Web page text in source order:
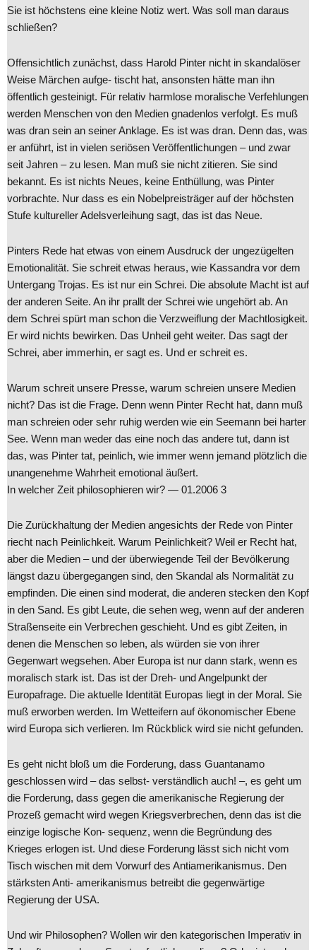
Sie ist höchstens eine kleine Notiz wert. Was soll man daraus
schließen?
Offensichtlich zunächst, dass Harold Pinter nicht in skandalöser
Weise Märchen aufge- tischt hat, ansonsten hätte man ihn
öffentlich gesteinigt. Für relativ harmlose moralische Verfehlungen
werden Menschen von den Medien gnadenlos verfolgt. Es muß
was dran sein an seiner Anklage. Es ist was dran. Denn das, was
er anführt, ist in vielen seriösen Veröffentlichungen – und zwar
seit Jahren – zu lesen. Man muß sie nicht zitieren. Sie sind
bekannt. Es ist nichts Neues, keine Enthüllung, was Pinter
vorbrachte. Nur dass es ein Nobelpreisträger auf der höchsten
Stufe kultureller Adelsverleihung sagt, das ist das Neue.
Pinters Rede hat etwas von einem Ausdruck der ungezügelten
Emotionalität. Sie schreit etwas heraus, wie Kassandra vor dem
Untergang Trojas. Es ist nur ein Schrei. Die absolute Macht ist auf
der anderen Seite. An ihr prallt der Schrei wie ungehört ab. An
dem Schrei spürt man schon die Verzweiflung der Machtlosigkeit.
Er wird nichts bewirken. Das Unheil geht weiter. Das sagt der
Schrei, aber immerhin, er sagt es. Und er schreit es.
Warum schreit unsere Presse, warum schreien unsere Medien
nicht? Das ist die Frage. Denn wenn Pinter Recht hat, dann muß
man schreien oder sehr ruhig werden wie ein Seemann bei harter
See. Wenn man weder das eine noch das andere tut, dann ist
das, was Pinter tat, peinlich, wie immer wenn jemand plötzlich die
unangenehme Wahrheit emotional äußert.
In welcher Zeit philosophieren wir? — 01.2006 3
Die Zurückhaltung der Medien angesichts der Rede von Pinter
riecht nach Peinlichkeit. Warum Peinlichkeit? Weil er Recht hat,
aber die Medien – und der überwiegende Teil der Bevölkerung
längst dazu übergegangen sind, den Skandal als Normalität zu
empfinden. Die einen sind moderat, die anderen stecken den Kopf
in den Sand. Es gibt Leute, die sehen weg, wenn auf der anderen
Straßenseite ein Verbrechen geschieht. Und es gibt Zeiten, in
denen die Menschen so leben, als würden sie von ihrer
Gegenwart wegsehen. Aber Europa ist nur dann stark, wenn es
moralisch stark ist. Das ist der Dreh- und Angelpunkt der
Europafrage. Die aktuelle Identität Europas liegt in der Moral. Sie
muß erworben werden. Im Wetteifern auf ökonomischer Ebene
wird Europa sich verlieren. Im Rückblick wird sie nicht gefunden.
Es geht nicht bloß um die Forderung, dass Guantanamo
geschlossen wird – das selbst- verständlich auch! –, es geht um
die Forderung, dass gegen die amerikanische Regierung der
Prozeß gemacht wird wegen Kriegsverbrechen, denn das ist die
einzige logische Kon- sequenz, wenn die Begründung des
Krieges erlogen ist. Und diese Forderung lässt sich nicht vom
Tisch wischen mit dem Vorwurf des Antiamerikanismus. Den
stärksten Anti- amerikanismus betreibt die gegenwärtige
Regierung der USA.
Und wir Philosophen? Wollen wir den kategorischen Imperativ in